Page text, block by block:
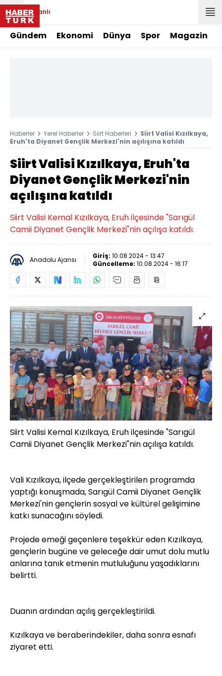
Canlı
Gündem Ekonomi Dünya Spor Magazin
Haberler Yerel Haberler Siirt Haberleri
Siirt Valisi Kızılkaya,
Eruh'ta Diyanet Gençlik Merkezi'nin açılışına katıldı
Siirt Valisi Kızılkaya, Eruh'ta
Diyanet Gençlik Merkezi'nin
açılışına katıldı
Siirt Valisi Kemal Kızılkaya, Eruh ilçesinde "Sarıgül
Camii Diyanet Gençlik Merkezi"nin açılışa katıldı.
Anadolu Ajansı Giriş: 10.08.2024 - 13:47
Güncelleme: 10.08.2024 - 16:17
Siirt Valisi Kemal Kızılkaya, Eruh ilçesinde "Sarıgül
Camii Diyanet Gençlik Merkezi"nin açılışa katıldı.
Vali Kızılkaya, ilçede gerçekleştirilen programda
yaptığı konuşmada, Sarıgül Camii Diyanet Gençlik
Merkezi'nin gençlerin sosyal ve kültürel gelişimine
katkı sunacağını söyledi.
Projede emeği geçenlere teşekkür eden Kızılkaya,
gençlerin bugüne ve geleceğe dair umut dolu mutlu
anlarına tanık etmenin mutluluğunu yaşadıklarını
belirtti.
Duanın ardından açılış gerçekleştirildi.
Kızılkaya ve beraberindekiler, daha sonra esnafı
ziyaret etti.